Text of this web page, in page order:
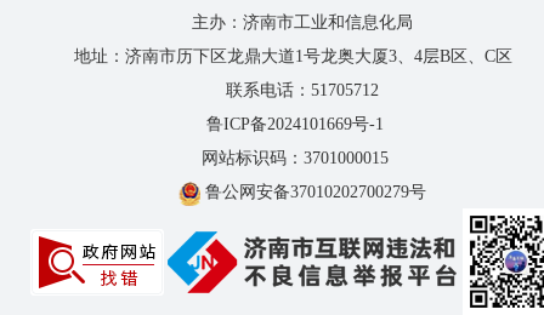
主办：济南市工业和信息化局
地址：济南市历下区龙鼎大道1号龙奥大厦3、4层B区、C区
联系电话：51705712
鲁ICP备2024101669号-1
网站标识码：3701000015
鲁公网安备37010202700279号